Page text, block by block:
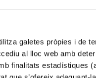
galetes pròpies i de
al lloc web amb
finalitats estadístiques
UB, cursos pel plaer
«Machiavelli»:
| 24-02-2014